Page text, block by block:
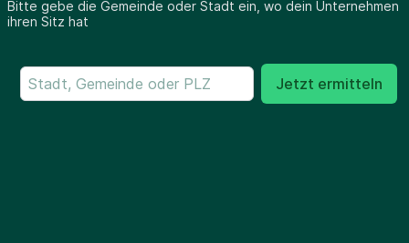
Bitte gebe die Gemeinde oder Stadt ein, wo dein Unternehmen
ihren Sitz hat
Jetzt ermitteln